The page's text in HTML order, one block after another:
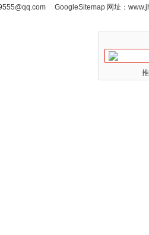
GoogleSitemap网址：